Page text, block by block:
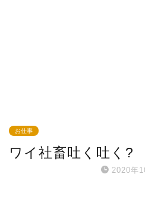
お仕事
ワイ社畜吐く吐く?
2020年